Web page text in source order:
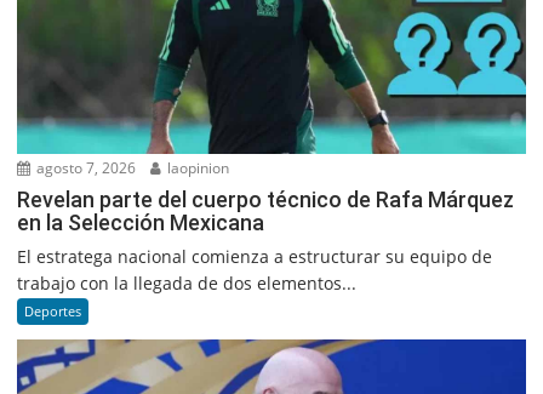
agosto 7, 2026 laopinion
Revelan parte del cuerpo técnico de Rafa Márquez
en la Selección Mexicana
El estratega nacional comienza a estructurar su equipo de
trabajo con la llegada de dos elementos...
Deportes